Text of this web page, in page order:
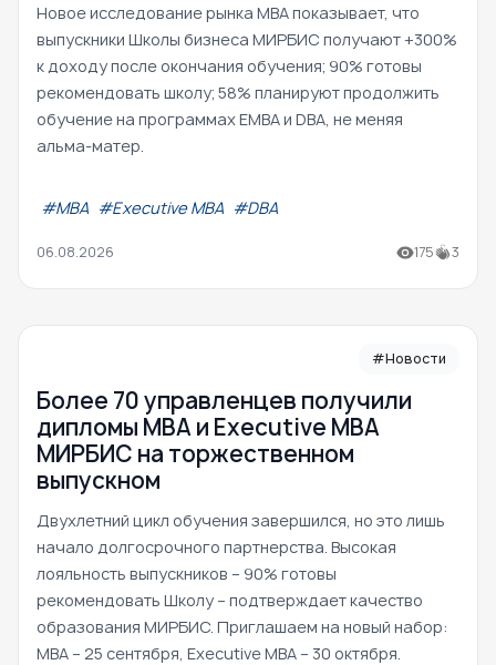
Новое исследование рынка MBA показывает, что
выпускники Школы бизнеса МИРБИС получают +300%
к доходу после окончания обучения; 90% готовы
рекомендовать школу; 58% планируют продолжить
обучение на программах EMBA и DBA, не меняя
альма-матер.
#МВА #Executive MBA #DBA
06.08.2026 175 3
#Новости
Более 70 управленцев получили
дипломы MBA и Executive MBA
МИРБИС на торжественном
выпускном
Двухлетний цикл обучения завершился, но это лишь
начало долгосрочного партнерства. Высокая
лояльность выпускников – 90% готовы
рекомендовать Школу – подтверждает качество
образования МИРБИС. Приглашаем на новый набор:
MBA – 25 сентября, Executive MBA – 30 октября.